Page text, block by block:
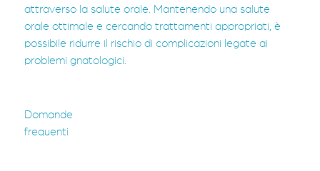
attraverso la salute orale. Mantenendo una salute
orale ottimale e cercando trattamenti appropriati, è
possibile ridurre il rischio di complicazioni legate ai
problemi gnatologici.
Domande